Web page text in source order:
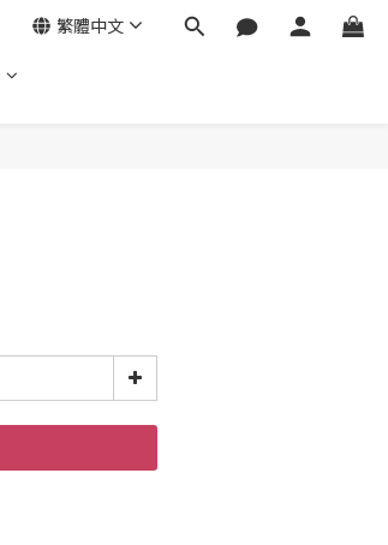
繁體中文